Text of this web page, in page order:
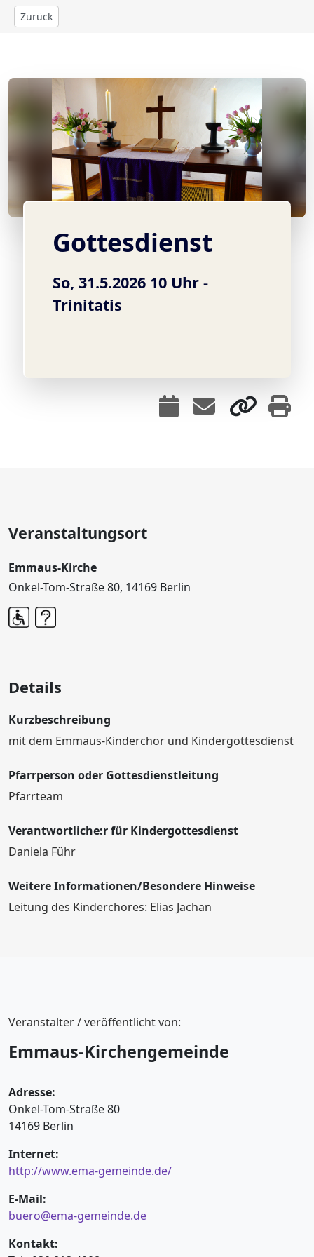
Zurück
Gottesdienst
So, 31.5.2026 10 Uhr -
Trinitatis
Veranstaltungsort
Emmaus-Kirche
Onkel-Tom-Straße 80, 14169 Berlin
Details
Kurzbeschreibung
mit dem Emmaus-Kinderchor und Kindergottesdienst
Pfarrperson oder Gottesdienstleitung
Pfarrteam
Verantwortliche:r für Kindergottesdienst
Daniela Führ
Weitere Informationen/Besondere Hinweise
Leitung des Kinderchores: Elias Jachan
Veranstalter / veröffentlicht von:
Emmaus-Kirchengemeinde
Adresse:
Onkel-Tom-Straße 80
14169 Berlin
Internet:
http://www.ema-gemeinde.de/
E-Mail:
buero@ema-gemeinde.de
Kontakt: